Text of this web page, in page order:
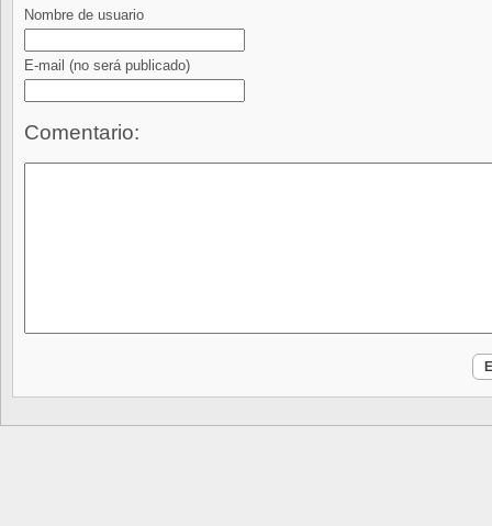
Nombre de usuario
E-mail (no será publicado)
Comentario: